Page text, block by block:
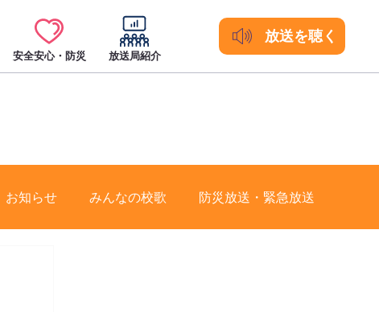
安全安心・防災 放送局紹介
放送を聴く
お知らせ みんなの校歌 防災放送・緊急放送